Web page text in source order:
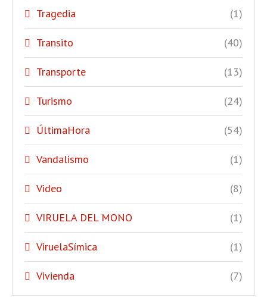
Tragedia (1)
Transito (40)
Transporte (13)
Turismo (24)
ÚltimaHora (54)
Vandalismo (1)
Video (8)
VIRUELA DEL MONO (1)
ViruelaSímica (1)
Vivienda (7)